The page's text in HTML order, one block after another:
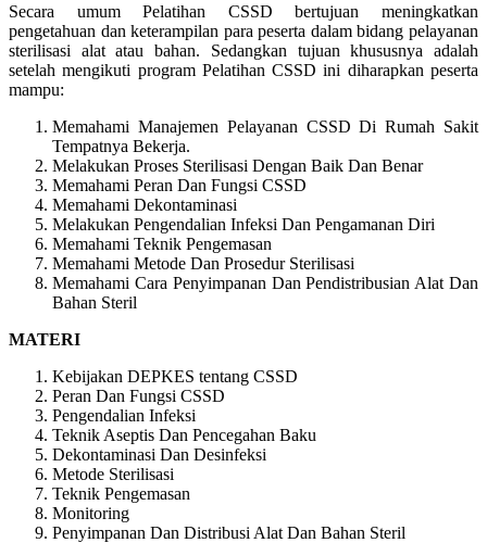
Secara umum Pelatihan CSSD bertujuan meningkatkan
pengetahuan dan keterampilan para peserta dalam bidang pelayanan
sterilisasi alat atau bahan. Sedangkan tujuan khususnya adalah
setelah mengikuti program Pelatihan CSSD ini diharapkan peserta
mampu:
Memahami Manajemen Pelayanan CSSD Di Rumah Sakit
Tempatnya Bekerja.
Melakukan Proses Sterilisasi Dengan Baik Dan Benar
Memahami Peran Dan Fungsi CSSD
Memahami Dekontaminasi
Melakukan Pengendalian Infeksi Dan Pengamanan Diri
Memahami Teknik Pengemasan
Memahami Metode Dan Prosedur Sterilisasi
Memahami Cara Penyimpanan Dan Pendistribusian Alat Dan
Bahan Steril
MATERI
Kebijakan DEPKES tentang CSSD
Peran Dan Fungsi CSSD
Pengendalian Infeksi
Teknik Aseptis Dan Pencegahan Baku
Dekontaminasi Dan Desinfeksi
Metode Sterilisasi
Teknik Pengemasan
Monitoring
Penyimpanan Dan Distribusi Alat Dan Bahan Steril